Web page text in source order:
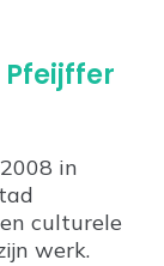
in
culturele
werk.